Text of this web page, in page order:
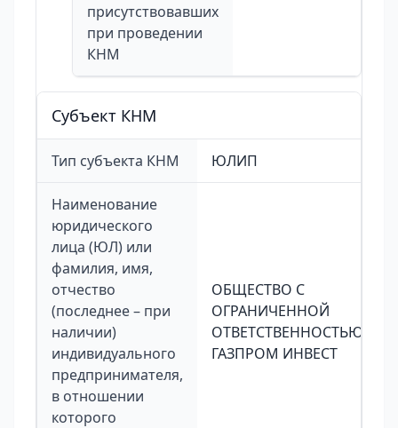
присутствовавших
при проведении
КНМ
Cубъект КНМ
Тип субъекта КНМ ЮЛИП
Наименование
юридического
лица (ЮЛ) или
фамилия, имя,
отчество
(последнее – при
наличии)
индивидуального
предпринимателя,
в отношении
которого
ОБЩЕСТВО С
ОГРАНИЧЕННОЙ
ОТВЕТСТВЕННОСТЬЮ
ГАЗПРОМ ИНВЕСТ